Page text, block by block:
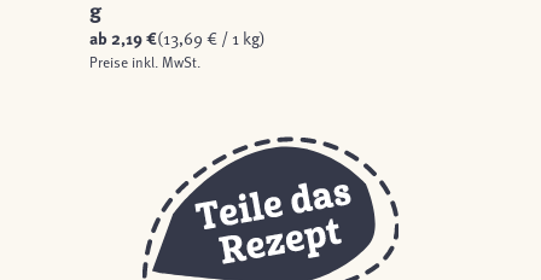
g
ab 2,19 €(13,69 € / 1 kg)
Preise inkl. MwSt.